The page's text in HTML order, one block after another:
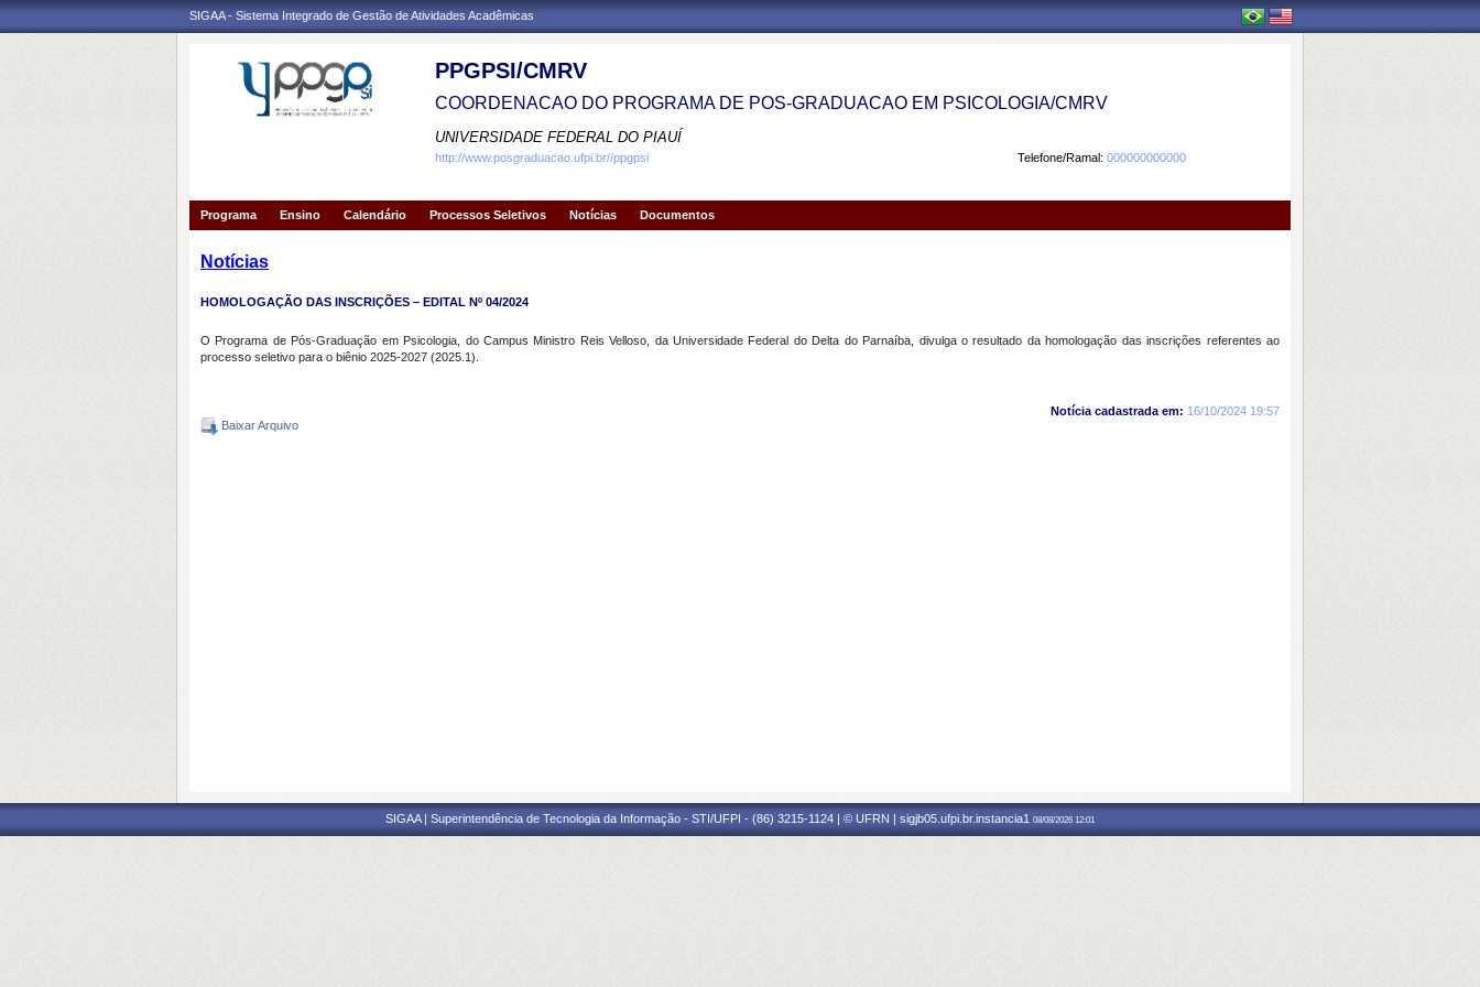
SIGAA - Sistema Integrado de Gestão de Atividades Acadêmicas
PPGPSI/CMRV
COORDENACAO DO PROGRAMA DE POS-GRADUACAO EM PSICOLOGIA/CMRV
UNIVERSIDADE FEDERAL DO PIAUÍ
Telefone/Ramal: 000000000000
http://www.posgraduacao.ufpi.br//ppgpsi
Programa Ensino Calendário Processos Seletivos Notícias Documentos
Notícias
HOMOLOGAÇÃO DAS INSCRIÇÕES – EDITAL Nº 04/2024
O Programa de Pós-Graduação em Psicologia, do Campus Ministro Reis Velloso, da Universidade Federal do Delta do Parnaíba, divulga o resultado da homologação das inscrições referentes ao
processo seletivo para o biênio 2025-2027 (2025.1).
Notícia cadastrada em: 16/10/2024 19:57
Baixar Arquivo
SIGAA | Superintendência de Tecnologia da Informação - STI/UFPI - (86) 3215-1124 | © UFRN | sigjb05.ufpi.br.instancia1 08/08/2026 12:01